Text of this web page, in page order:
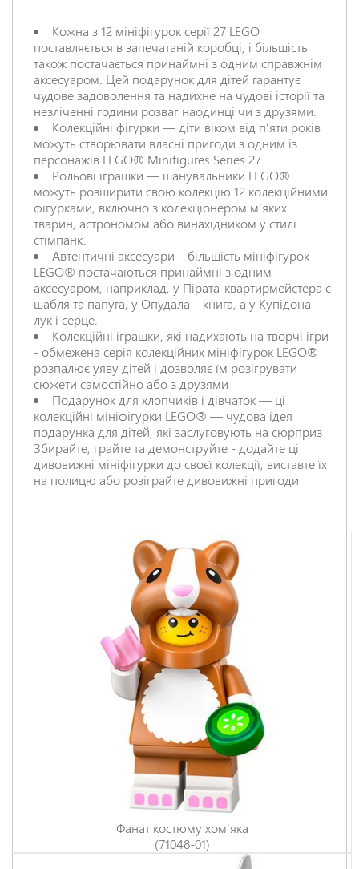
Кожна з 12 мініфігурок серії 27 LEGO
поставляється в запечатаній коробці, і більшість
також постачається принаймні з одним справжнім
аксесуаром. Цей подарунок для дітей гарантує
чудове задоволення та надихне на чудові історії та
незліченні години розваг наодинці чи з друзями.
Колекційні фігурки — діти віком від п’яти років
можуть створювати власні пригоди з одним із
персонажів LEGO® Minifigures Series 27
Рольові іграшки — шанувальники LEGO®
можуть розширити свою колекцію 12 колекційними
фігурками, включно з колекціонером м’яких
тварин, астрономом або винахідником у стилі
стімпанк.
Автентичні аксесуари – більшість мініфігурок
LEGO® постачаються принаймні з одним
аксесуаром, наприклад, у Пірата-квартирмейстера є
шабля та папуга, у Опудала – книга, а у Купідона –
лук і серце.
Колекційні іграшки, які надихають на творчі ігри
- обмежена серія колекційних мініфігурок LEGO®
розпалює уяву дітей і дозволяє їм розігрувати
сюжети самостійно або з друзями
Подарунок для хлопчиків і дівчаток — ці
колекційні мініфігурки LEGO® — чудова ідея
подарунка для дітей, які заслуговують на сюрприз
Збирайте, грайте та демонструйте - додайте ці
дивовижні мініфігурки до своєї колекції, виставте їх
на полицю або розіграйте дивовижні пригоди
Фанат костюму хом'яка
(71048-01)